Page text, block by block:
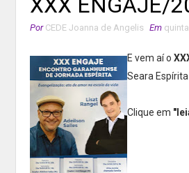
Por CEDE Joanna de Angelis Em
E vem aí o
Seara
Clique em